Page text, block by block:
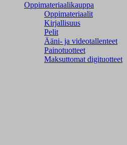
Oppimateriaalikauppa
Oppimateriaalit
Kirjallisuus
Pelit
Ääni- ja videotallenteet
Painotuotteet
Maksuttomat digituotteet